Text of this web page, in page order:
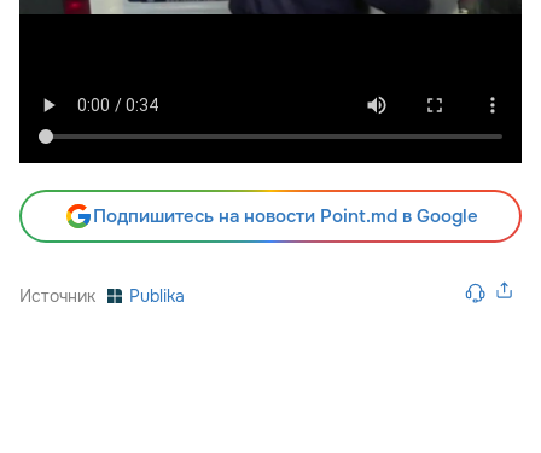
Подпишитесь на новости Point.md в Google
Источник Publika